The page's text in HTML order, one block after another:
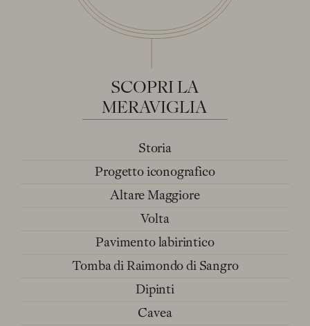
SCOPRI LA
MERAVIGLIA
Storia
Progetto iconografico
Altare Maggiore
Volta
Pavimento labirintico
Tomba di Raimondo di Sangro
Dipinti
Cavea